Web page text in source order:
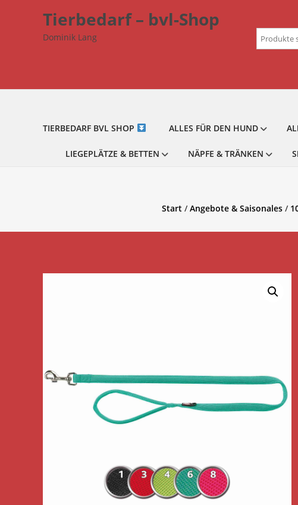
Tierbedarf – bvl-Shop
Dominik Lang
Suchen
nach:
TIERBEDARF BVL SHOP ALLES FÜR DEN HUND
LIEGEPLÄTZE & BETTEN NÄPFE & TRÄNKEN
Start /Angebote & Saisonales /